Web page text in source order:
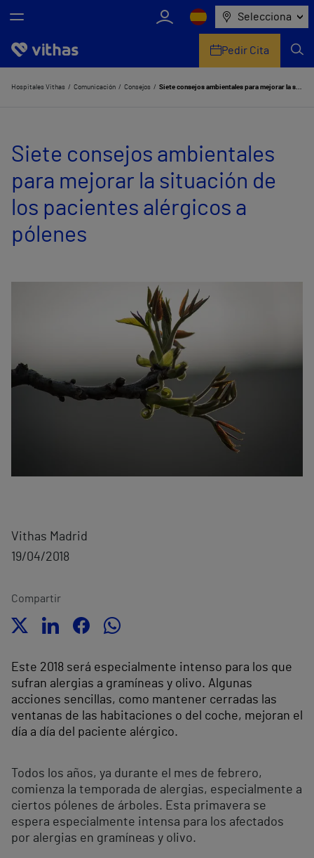
Selecciona
Nosotros
Servicios de salud
Equipo médico y asistencial
Información útil
Pedir Cita
Hospitales Vithas Comunicación Consejos Siete consejos ambientales para mejorar la situación de los pacientes alérgicos a pólenes
Siete consejos ambientales
para mejorar la situación de
los pacientes alérgicos a
pólenes
Vithas Madrid
19/04/2018
Compartir
Este 2018 será especialmente intenso para los que
sufran alergias a gramíneas y olivo. Algunas
acciones sencillas, como mantener cerradas las
ventanas de las habitaciones o del coche, mejoran el
día a día del paciente alérgico.
Todos los años, ya durante el mes de febrero,
comienza la temporada de alergias, especialmente a
ciertos pólenes de árboles. Esta primavera se
espera especialmente intensa para los afectados
por alergias en gramíneas y olivo.